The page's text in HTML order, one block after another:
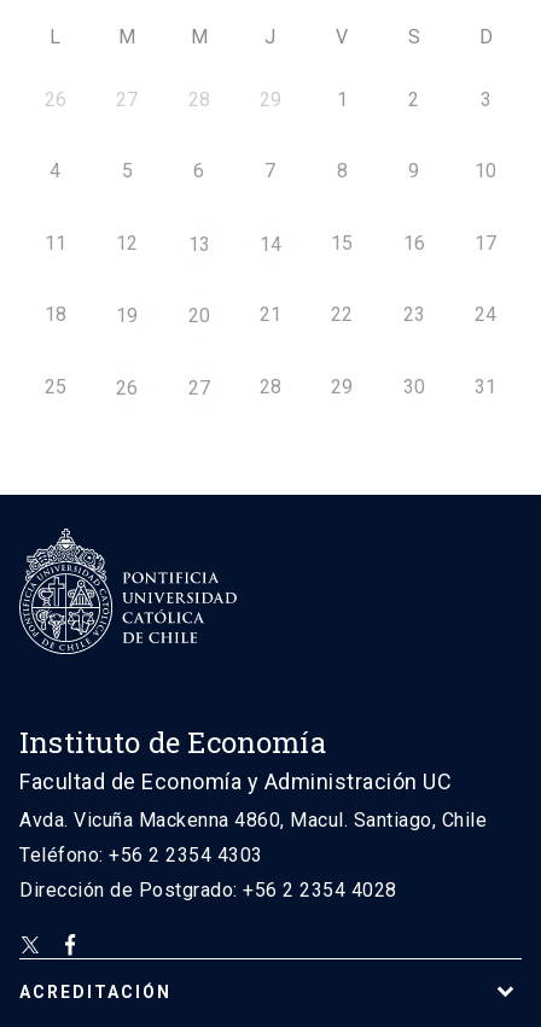
L M M J V S D
26 27 28 29 1 2 3
4 5 6 7 8 9 10
11 12 13 14 15 16 17
18 19 20 21 22 23 24
25 26 27 28 29 30 31
Instituto de Economía
Facultad de Economía y Administración UC
Avda. Vicuña Mackenna 4860, Macul. Santiago, Chile
Teléfono: +56 2 2354 4303
Dirección de Postgrado: +56 2 2354 4028
ACREDITACIÓN